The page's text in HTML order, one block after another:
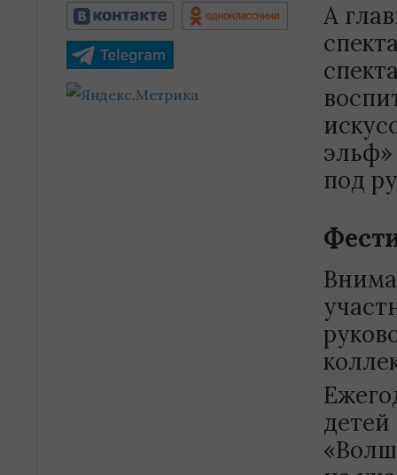
А
эльф»
под